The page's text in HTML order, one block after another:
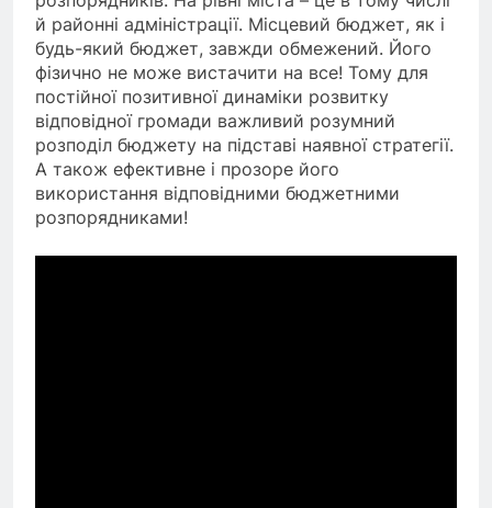
й районні адміністрації. Місцевий бюджет, як і
будь-який бюджет, завжди обмежений. Його
фізично не може вистачити на все! Тому для
постійної позитивної динаміки розвитку
відповідної громади важливий розумний
розподіл бюджету на підставі наявної стратегії.
А також ефективне і прозоре його
використання відповідними бюджетними
розпорядниками!